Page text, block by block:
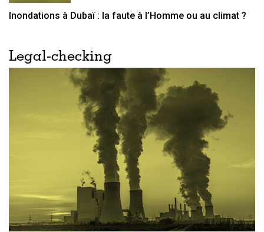
Inondations à Dubaï : la faute à l’Homme ou au climat ?
Legal-checking